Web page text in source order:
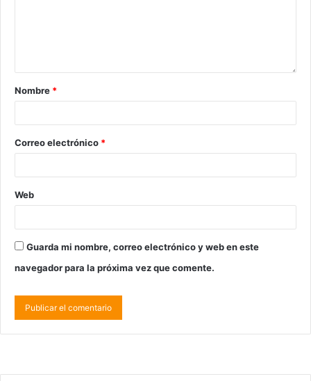
Nombre *
Correo electrónico *
Web
Guarda mi nombre, correo electrónico y web en este
navegador para la próxima vez que comente.